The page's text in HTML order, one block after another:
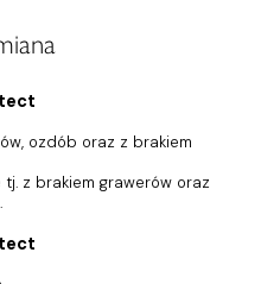
ozdób oraz z brakiem
z brakiem grawerów oraz